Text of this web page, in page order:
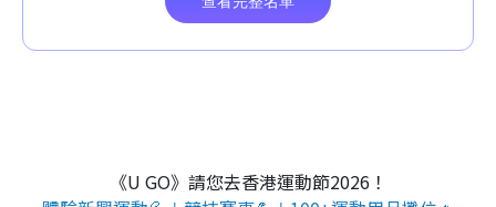
《U GO》請您去香港運動節2026！